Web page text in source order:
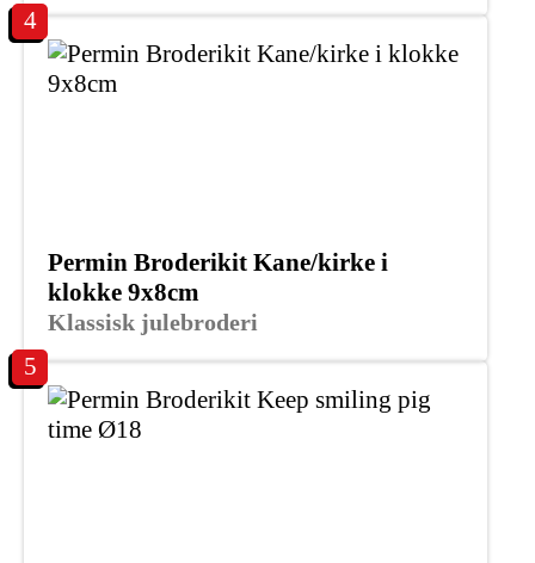
4
Klassisk julebroderi
Permin Broderikit Kane/kirke i
klokke 9x8cm
5